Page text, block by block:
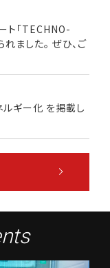
ト「TECHNO-
ました。 ぜひ、ご
ギー化 を掲載し